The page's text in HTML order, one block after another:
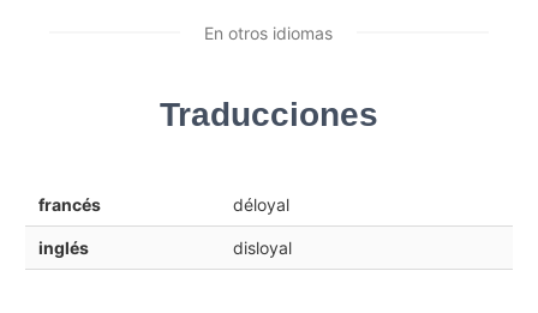
En otros idiomas
Traducciones
francés déloyal
inglés disloyal